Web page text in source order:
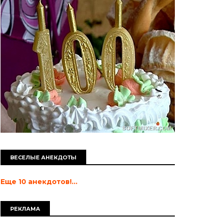
ВЕСЕЛЫЕ АНЕКДОТЫ
Еще 10 анекдотов!...
РЕКЛАМА